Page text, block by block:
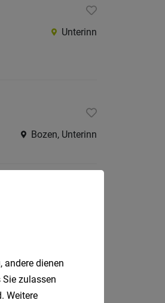
Unterinn
Bozen, Unterinn
andere dienen
zulassen
Weitere